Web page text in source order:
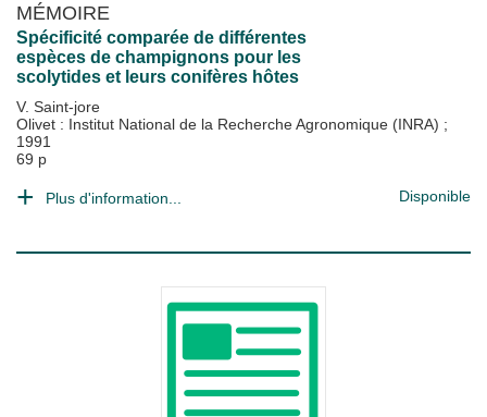
MÉMOIRE
Spécificité comparée de différentes
espèces de champignons pour les
scolytides et leurs conifères hôtes
V. Saint-jore
Olivet : Institut National de la Recherche Agronomique (INRA) ;
1991
69 p
Plus d'information... Disponible